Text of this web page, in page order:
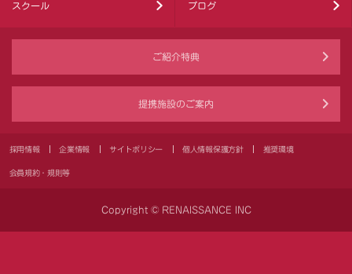
スクール ブログ
ご紹介特典
提携施設のご案内
採用情報 企業情報 サイトポリシー 個人情報保護方針 推奨環境
会員規約・規則等
Copyright © RENAISSANCE INC